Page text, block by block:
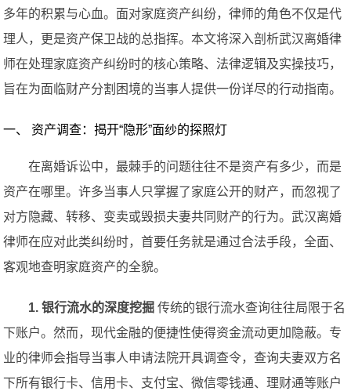
多年的积累与心血。面对家庭资产纠纷，律师的角色不仅是代
理人，更是资产保卫战的总指挥。本文将深入剖析武汉离婚律
师在处理家庭资产纠纷时的核心策略、法律逻辑及实操技巧，
旨在为面临财产分割困境的当事人提供一份详尽的行动指南。
一、 资产调查：揭开“隐形”面纱的探照灯
在离婚诉讼中，最棘手的问题往往不是资产有多少，而是
资产在哪里。许多当事人只掌握了家庭公开的财产，而忽视了
对方隐藏、转移、变卖或毁损夫妻共同财产的行为。武汉离婚
律师在应对此类纠纷时，首要任务就是通过合法手段，全面、
客观地查明家庭资产的全貌。
1. 银行流水的深度挖掘 传统的银行流水查询往往局限于名
下账户。然而，现代金融的便捷性使得资金流动更加隐蔽。专
业的律师会指导当事人申请法院开具调查令，查询夫妻双方名
下所有银行卡、信用卡、支付宝、微信零钱通、理财通等账户